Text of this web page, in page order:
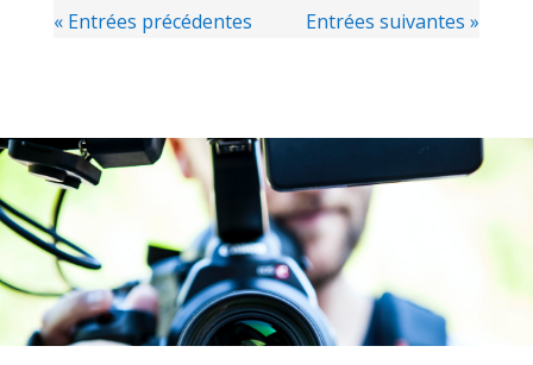
« Entrées précédentes Entrées suivantes »